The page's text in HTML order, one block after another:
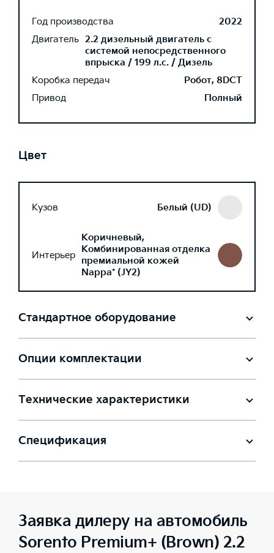
Год производства
2022
Двигатель 2.2 дизельный двигатель с
системой непосредственного
впрыска / 199 л.с. / Дизель
Коробка передач
Робот, 8DCT
Привод
Полный
Цвет
Кузов Белый (UD)
Интерьер
Коричневый,
Комбинированная отделка
премиальной кожей
Nappa* (JY2)
Стандартное оборудование
Опции комплектации
Технические характеристики
Спецификация
Заявка дилеру на автомобиль
Sorento Premium+ (Brown) 2.2